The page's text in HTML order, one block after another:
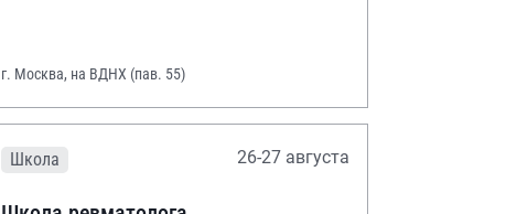
г. Москва, на ВДНХ (пав. 55)
Школа 26-27 августа